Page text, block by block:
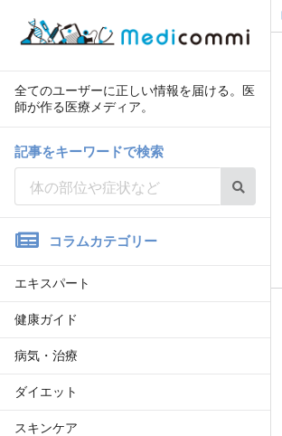
全てのユーザーに正しい情報を届ける。医
師が作る医療メディア。
記事をキーワードで検索
コラムカテゴリー
エキスパート
健康ガイド
病気・治療
ダイエット
スキンケア